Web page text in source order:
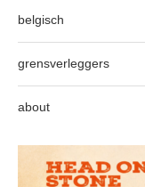
belgisch
grensverleggers
about